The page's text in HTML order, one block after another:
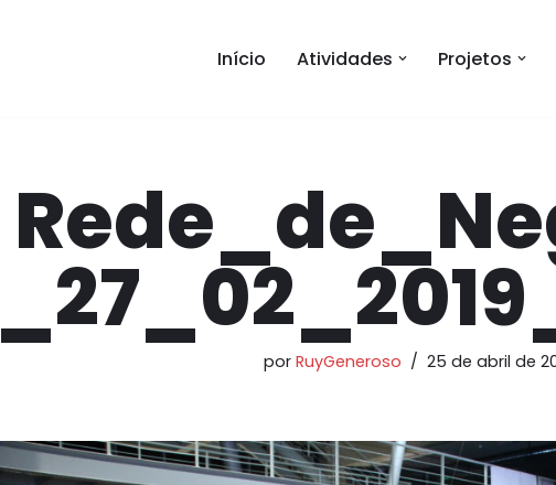
Início Atividades Projetos
por RuyGeneroso 25 de abril de